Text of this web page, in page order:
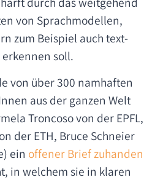
von Sprachmodellen,
zum Beispiel auch text-
soll.
von über 300 namhaften
aus der ganzen Welt
Troncoso von der EPFL,
der ETH, Bruce Schneier
ein offener Brief zuhanden
in welchem sie in klaren